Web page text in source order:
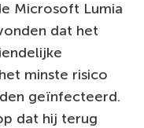
Microsoft Lumia
dat het
minste risico
geïnfecteerd.
dat hij terug